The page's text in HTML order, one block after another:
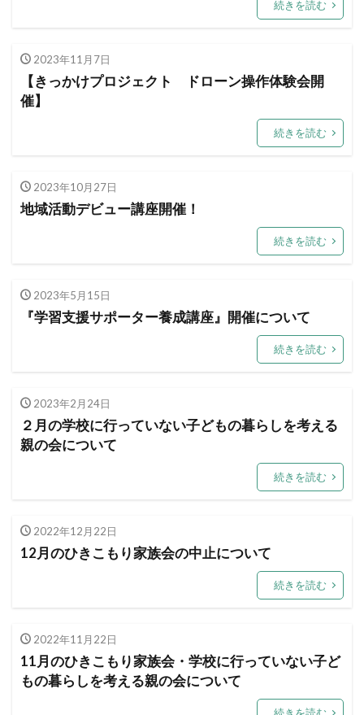
続きを読む
2023年11月7日
【きっかけプロジェクト ドローン操作体験会開
催】
続きを読む
2023年10月27日
地域活動デビュー講座開催！
続きを読む
2023年5月15日
『学習支援サポーター養成講座』開催について
続きを読む
2023年2月24日
２月の学校に行っていない子どもの暮らしを考える
親の会について
続きを読む
2022年12月22日
12月のひきこもり家族会の中止について
続きを読む
2022年11月22日
11月のひきこもり家族会・学校に行っていない子ど
もの暮らしを考える親の会について